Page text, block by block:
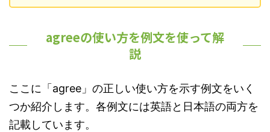
agreeの使い方を例文を使って解
説
ここに「agree」の正しい使い方を示す例文をいく
つか紹介します。各例文には英語と日本語の両方を
記載しています。